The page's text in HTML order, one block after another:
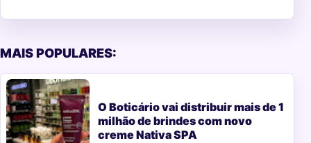
MAIS POPULARES:
O Boticário vai distribuir mais de 1
milhão de brindes com novo
creme Nativa SPA